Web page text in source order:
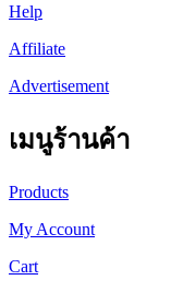
Help
Affiliate
Advertisement
เมนูร้านค้า
Products
My Account
Cart